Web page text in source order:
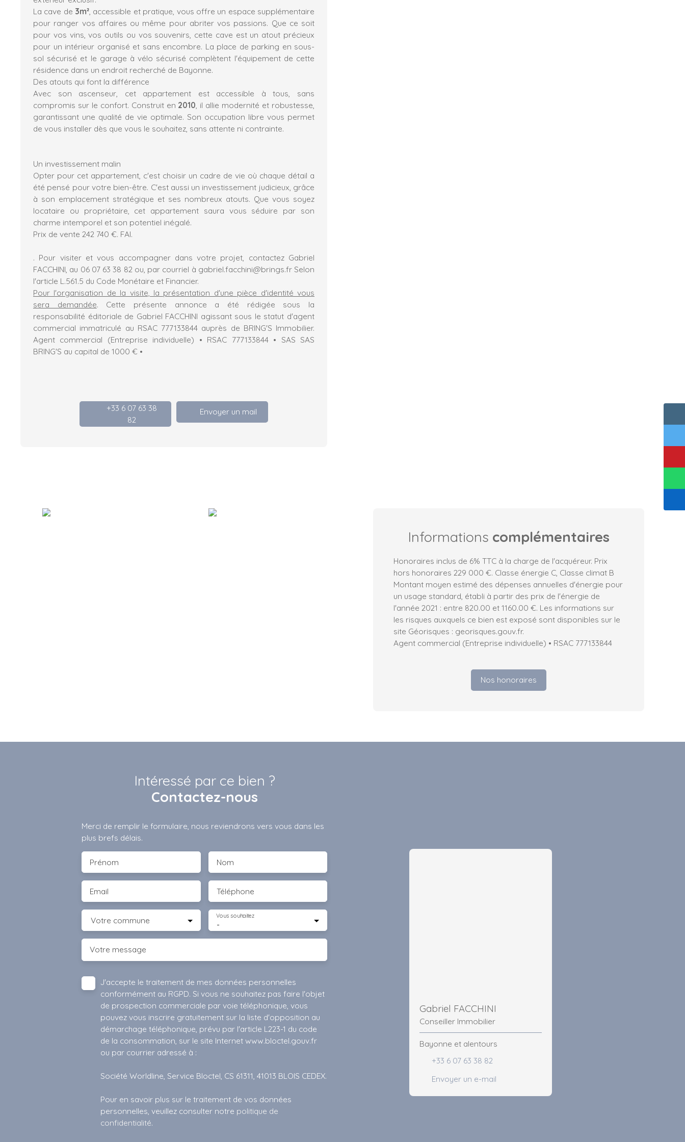
La cave de 3m² , accessible et pratique, vous offre un espace supplémentaire
pour ranger vos affaires ou même pour abriter vos passions. Que ce soit
pour vos vins, vos outils ou vos souvenirs, cette cave est un atout précieux
pour un intérieur organisé et sans encombre. La place de parking en sous-
sol sécurisé et le garage à vélo sécurisé complètent l'équipement de cette
résidence dans un endroit recherché de Bayonne.
Des atouts qui font la différence
Avec son ascenseur, cet appartement est accessible à tous, sans
compromis sur le confort. Construit en 2010 , il allie modernité et robustesse,
garantissant une qualité de vie optimale. Son occupation libre vous permet
de vous installer dès que vous le souhaitez, sans attente ni contrainte.
Un investissement malin
Opter pour cet appartement, c'est choisir un cadre de vie où chaque détail a
été pensé pour votre bien-être. C'est aussi un investissement judicieux, grâce
à son emplacement stratégique et ses nombreux atouts. Que vous soyez
locataire ou propriétaire, cet appartement saura vous séduire par son
charme intemporel et son potentiel inégalé.
Prix de vente 242 740 €. FAI.
. Pour visiter et vous accompagner dans votre projet, contactez Gabriel
FACCHINI, au 06 07 63 38 82 ou, par courriel à gabriel.facchini@brings.fr Selon
l'article L.561.5 du Code Monétaire et Financier.
Pour l'organisation de la visite, la présentation d'une pièce d'identité vous
sera demandée. Cette présente annonce a été rédigée sous la
responsabilité éditoriale de Gabriel FACCHINI agissant sous le statut d'agent
commercial immatriculé au RSAC 777133844 auprès de BRING'S Immobilier.
Agent commercial (Entreprise individuelle) • RSAC 777133844 • SAS SAS
BRING'S au capital de 1000 € •
+33 6 07 63 38
82
Envoyer un mail
Informations complémentaires
Honoraires inclus de 6% TTC à la charge de l'acquéreur. Prix
hors honoraires 229 000 €. Classe énergie C, Classe climat B
Montant moyen estimé des dépenses annuelles d'énergie pour
un usage standard, établi à partir des prix de l'énergie de
l'année 2021 : entre 820.00 et 1160.00 €. Les informations sur
les risques auxquels ce bien est exposé sont disponibles sur le
site Géorisques : georisques.gouv.fr.
Agent commercial (Entreprise individuelle) • RSAC 777133844
Nos honoraires
Intéressé par ce bien ?
Contactez-nous
Merci de remplir le formulaire, nous reviendrons vers vous dans les
plus brefs délais.
Prénom Nom
Email Téléphone
Votre commune -
Vous souhaitez
Votre message
J'accepte le traitement de mes données personnelles
conformément au RGPD. Si vous ne souhaitez pas faire l'objet
de prospection commerciale par voie téléphonique, vous
pouvez vous inscrire gratuitement sur la liste d'opposition au
démarchage téléphonique, prévu par l'article L223-1 du code
de la consommation, sur le site Internet www.bloctel.gouv.fr
ou par courrier adressé à :
Société Worldline, Service Bloctel, CS 61311, 41013 BLOIS CEDEX.
Pour en savoir plus sur le traitement de vos données
personnelles, veuillez consulter notre politique de
confidentialité.
Gabriel FACCHINI
Conseiller Immobilier
Bayonne et alentours
+33 6 07 63 38 82
Envoyer un e-mail